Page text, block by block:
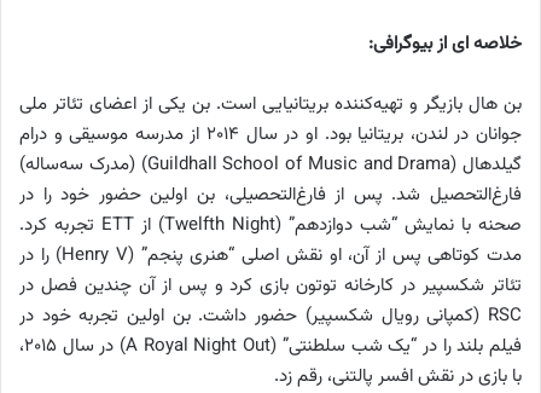
خلاصه ای از بیوگرافی:
بن هال بازیگر و تهیه‌کننده بریتانیایی است. بن یکی از اعضای تئاتر ملی
جوانان در لندن، بریتانیا بود. او در سال ۲۰۱۴ از مدرسه موسیقی و درام
گیلدهال (Guildhall School of Music and Drama) (مدرک سه‌ساله)
فارغ‌التحصیل شد. پس از فارغ‌التحصیلی، بن اولین حضور خود را در
صحنه با نمایش “شب دوازدهم” (Twelfth Night) از ETT تجربه کرد.
مدت کوتاهی پس از آن، او نقش اصلی “هنری پنجم” (Henry V) را در
تئاتر شکسپیر در کارخانه توتون بازی کرد و پس از آن چندین فصل در
RSC (کمپانی رویال شکسپیر) حضور داشت. بن اولین تجربه خود در
فیلم بلند را در “یک شب سلطنتی” (A Royal Night Out) در سال ۲۰۱۵،
با بازی در نقش افسر پالتنی، رقم زد.